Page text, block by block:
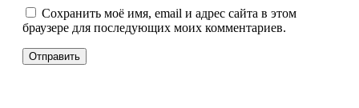
Сохранить моё имя, email и адрес сайта в этом
браузере для последующих моих комментариев.